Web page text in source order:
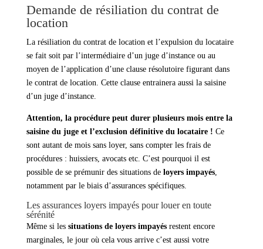
Demande de résiliation du contrat de
location
La résiliation du contrat de location et l’expulsion du locataire
se fait soit par l’intermédiaire d’un juge d’instance ou au
moyen de l’application d’une clause résolutoire figurant dans
le contrat de location. Cette clause entrainera aussi la saisine
d’un juge d’instance.
Attention, la procédure peut durer plusieurs mois entre la
saisine du juge et l’exclusion définitive du locataire ! Ce
sont autant de mois sans loyer, sans compter les frais de
procédures : huissiers, avocats etc. C’est pourquoi il est
possible de se prémunir des situations de loyers impayés,
notamment par le biais d’assurances spécifiques.
Les assurances loyers impayés pour louer en toute
sérénité
Même si les situations de loyers impayés restent encore
marginales, le jour où cela vous arrive c’est aussi votre